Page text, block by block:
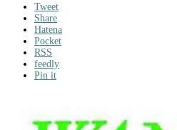
Tweet
Share
Hatena
Pocket
RSS
feedly
Pin it